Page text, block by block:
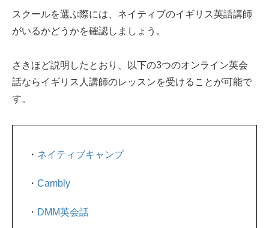
スクールを選ぶ際には、ネイティブのイギリス英語講師
がいるかどうかを確認しましょう。
さきほど説明したとおり、以下の3つのオンライン英会
話ならイギリス人講師のレッスンを受けることが可能で
す。
・ ネイティブキャンプ
・ Cambly
・ DMM英会話